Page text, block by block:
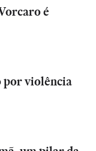
é
por violência